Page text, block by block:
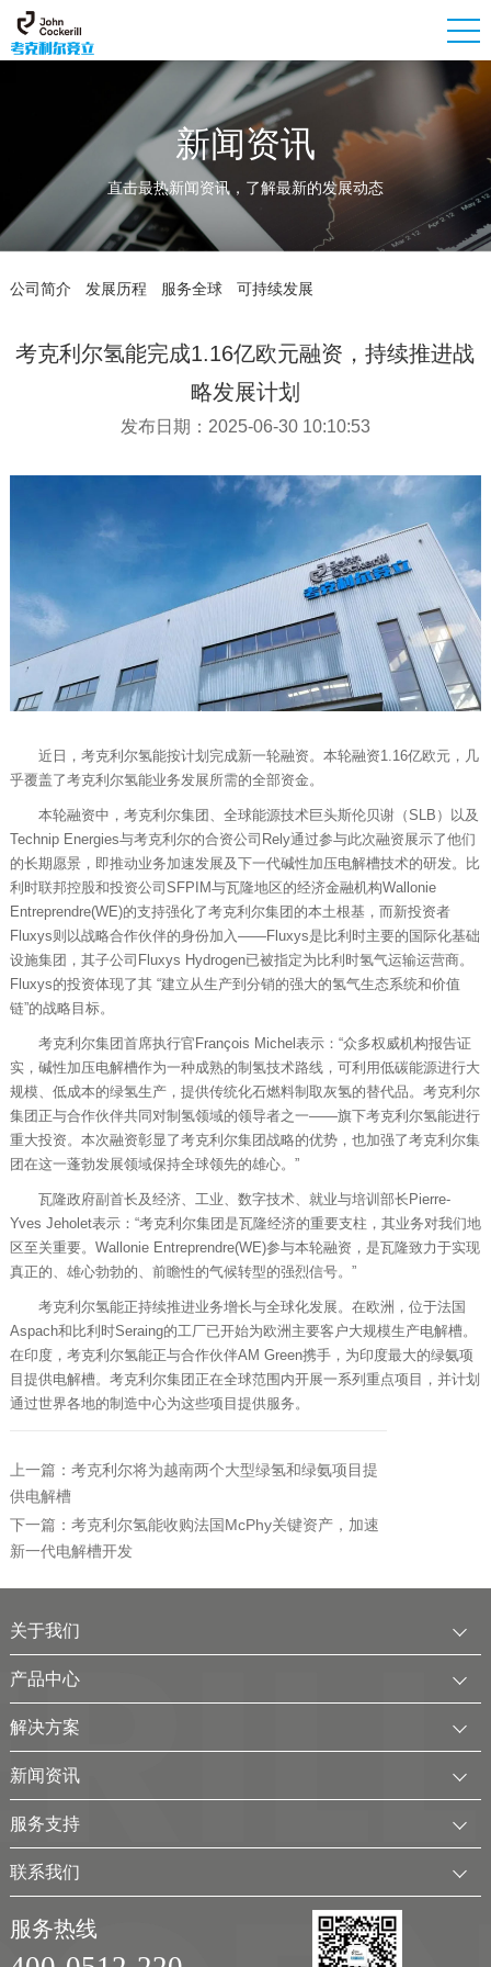
新闻资讯
直击最热新闻资讯，了解最新的发展动态
公司简介 发展历程 服务全球 可持续发展
考克利尔氢能完成1.16亿欧元融资，持续推进战
略发展计划
发布日期：2025-06-30 10:10:53
近日，考克利尔氢能按计划完成新一轮融资。本轮融资1.16亿欧元，几
乎覆盖了考克利尔氢能业务发展所需的全部资金。
本轮融资中，考克利尔集团、全球能源技术巨头斯伦贝谢（SLB）以及
Technip Energies与考克利尔的合资公司Rely通过参与此次融资展示了他们
的长期愿景，即推动业务加速发展及下一代碱性加压电解槽技术的研发。比
利时联邦控股和投资公司SFPIM与瓦隆地区的经济金融机构Wallonie
Entreprendre(WE)的支持强化了考克利尔集团的本土根基，而新投资者
Fluxys则以战略合作伙伴的身份加入——Fluxys是比利时主要的国际化基础
设施集团，其子公司Fluxys Hydrogen已被指定为比利时氢气运输运营商。
Fluxys的投资体现了其 “建立从生产到分销的强大的氢气生态系统和价值
链”的战略目标。
考克利尔集团首席执行官François Michel表示：“众多权威机构报告证
实，碱性加压电解槽作为一种成熟的制氢技术路线，可利用低碳能源进行大
规模、低成本的绿氢生产，提供传统化石燃料制取灰氢的替代品。考克利尔
集团正与合作伙伴共同对制氢领域的领导者之一——旗下考克利尔氢能进行
重大投资。本次融资彰显了考克利尔集团战略的优势，也加强了考克利尔集
团在这一蓬勃发展领域保持全球领先的雄心。”
瓦隆政府副首长及经济、工业、数字技术、就业与培训部长Pierre-
Yves Jeholet表示：“考克利尔集团是瓦隆经济的重要支柱，其业务对我们地
区至关重要。Wallonie Entreprendre(WE)参与本轮融资，是瓦隆致力于实现
真正的、雄心勃勃的、前瞻性的气候转型的强烈信号。”
考克利尔氢能正持续推进业务增长与全球化发展。在欧洲，位于法国
Aspach和比利时Seraing的工厂已开始为欧洲主要客户大规模生产电解槽。
在印度，考克利尔氢能正与合作伙伴AM Green携手，为印度最大的绿氨项
目提供电解槽。考克利尔集团正在全球范围内开展一系列重点项目，并计划
通过世界各地的制造中心为这些项目提供服务。
上一篇：考克利尔将为越南两个大型绿氢和绿氨项目提
供电解槽
下一篇：考克利尔氢能收购法国McPhy关键资产，加速
新一代电解槽开发
关于我们
公司简介
发展历程
服务全球
考克利尔集团
产品中心
中压水电解制氢装置
氢气干燥装置
氢气回收净化装置
移动式（箱式）制氢站
实验室制氢设备
解决方案
可再生电解水制氢解决方案
工业用氢解决方案
弃（余）电离网制氢解决方案
新闻资讯
企业动态
行业新闻
展会及活动
视频
服务支持
客户服务
联系我们
联系方式
加入我们
服务热线